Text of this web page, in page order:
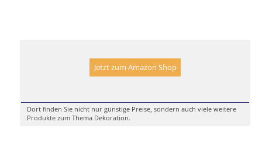
Jetzt zum Amazon Shop
Dort finden Sie nicht nur günstige Preise, sondern auch viele weitere
Produkte zum Thema Dekoration.